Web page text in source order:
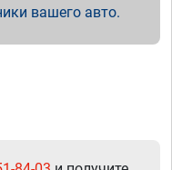
вашего авто.